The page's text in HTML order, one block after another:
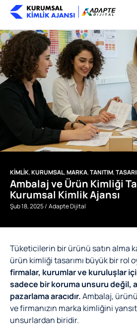
KİMLİK,KURUMSAL,MARKA,TANITIM,
Ambalaj ve Ürün Kimliği
Kurumsal Kimlik Ajansı
Şub 18, 2025 / Adapte Dijital
Tüketicilerin bir ürünü satın alma
ürün kimliği tasarımı büyük bir rol
firmalar, kurumlar ve kuruluşlar
sadece bir koruma unsuru değil,
pazarlama aracıdır.Ambalaj,
ve firmanızın marka kimliğini
unsurlardan biridir.